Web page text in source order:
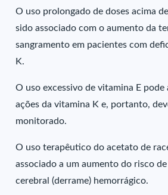
O uso prolongado de doses acima
sido associado com o aumento da
sangramento em pacientes com
K.
O uso excessivo de vitamina E pode
ações da vitamina K e, portanto,
monitorado.
O uso terapêutico do acetato de
associado a um aumento do risco
cerebral (derrame) hemorrágico.